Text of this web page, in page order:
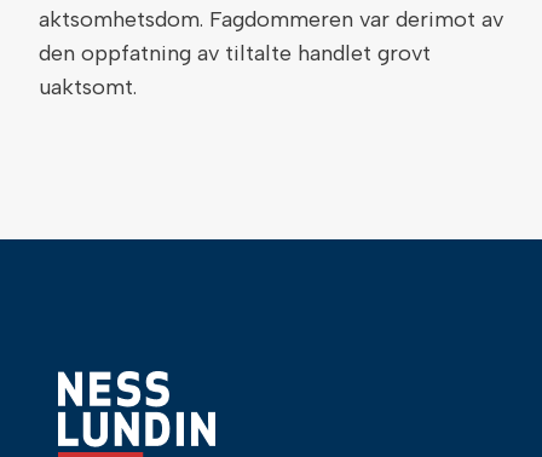
aktsomhetsdom. Fagdommeren var derimot av
den oppfatning av tiltalte handlet grovt
uaktsomt.